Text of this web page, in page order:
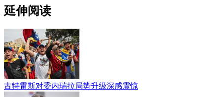
延伸阅读
古特雷斯对委内瑞拉局势升级深感震惊